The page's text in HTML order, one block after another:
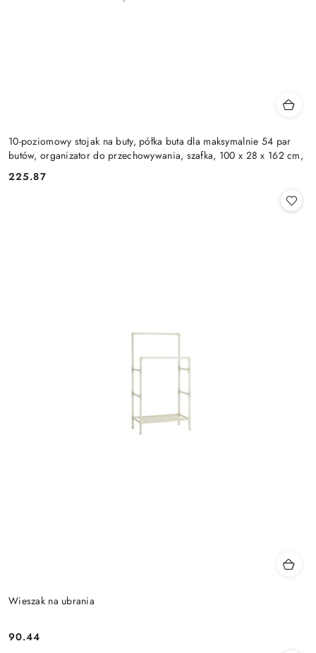
10-poziomowy stojak na buty, półka buta dla maksymalnie 54 par
butów, organizator do przechowywania, szafka, 100 x 28 x 162 cm,
Cena:
225.87
Wieszak na ubrania
Cena:
90.44